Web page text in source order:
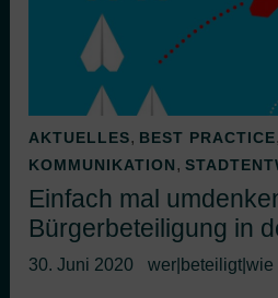
AKTUELLES, BEST PRACTICE
KOMMUNIKATION,
Einfach mal
Bürgerbeteiligung in
30. Juni 2020 wer|beteiligt|wie